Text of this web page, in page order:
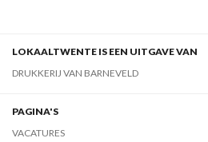
LOKAALTWENTE IS EEN UITGAVE VAN
DRUKKERIJ VAN BARNEVELD
PAGINA'S
VACATURES